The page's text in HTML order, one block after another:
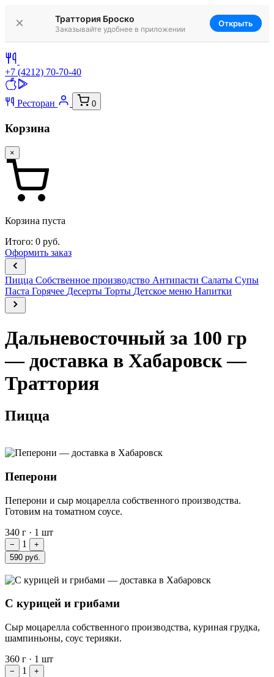
× Траттория Броско
Заказывайте удобнее в приложении
Открыть
+7 (4212) 70-70-40
Ресторан 0
Корзина
×
Корзина пуста
Итого: 0 руб.
Оформить заказ
Пицца Собственное производство Антипасти Салаты Супы
Паста Горячее Десерты Торты Детское меню Напитки
Дальневосточный за 100 гр
— доставка в Хабаровск —
Траттория
Пицца
Пеперони
Пеперони и сыр моцарелла собственного производства.
Готовим на томатном соусе.
340 г · 1 шт
− 1
+
590 руб.
С курицей и грибами
Сыр моцарелла собственного производства, куриная грудка,
шампиньоны, соус терияки.
360 г · 1 шт
− 1
+